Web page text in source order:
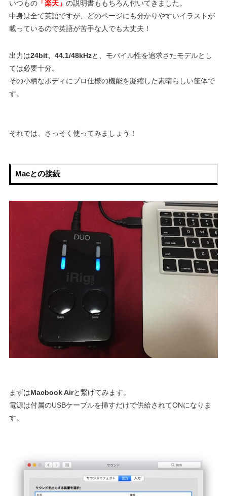
いつもの「楽天」 の説明書ももちろん付いてきました。
中身は全て英語ですが、どのページにも分かりやすいイラストが
載っているので英語が苦手な人でも大丈夫！
出力は24bit、44.1/48kHzと、モバイル性を追求さたモデルとし
ては必要十分。
その小柄なボディにプロ仕様の機能を凝縮した素晴らしい筐体で
す。
それでは、さっそく使ってみましょう！
Macとの接続
まずはMacbook Airと繋げてみます。
電源は付属のUSBケーブルを挿すだけで供給されてONになりま
す。